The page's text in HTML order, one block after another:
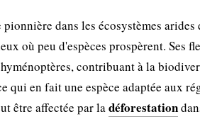
dans les écosystèmes
où peu d'espèces prospèrent. Ses
contribuant à la
qui en fait une espèce adaptée aux
être affectée par ladéforestation